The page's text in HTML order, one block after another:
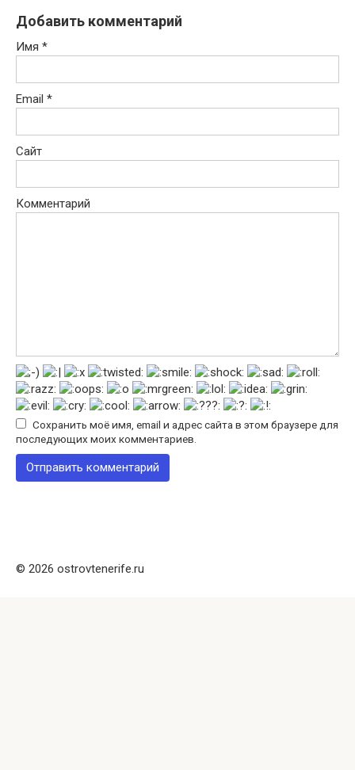
Добавить комментарий
Имя *
Email *
Сайт
Комментарий
Сохранить моё имя, email и адрес сайта в этом браузере для
последующих моих комментариев.
© 2026 ostrovtenerife.ru